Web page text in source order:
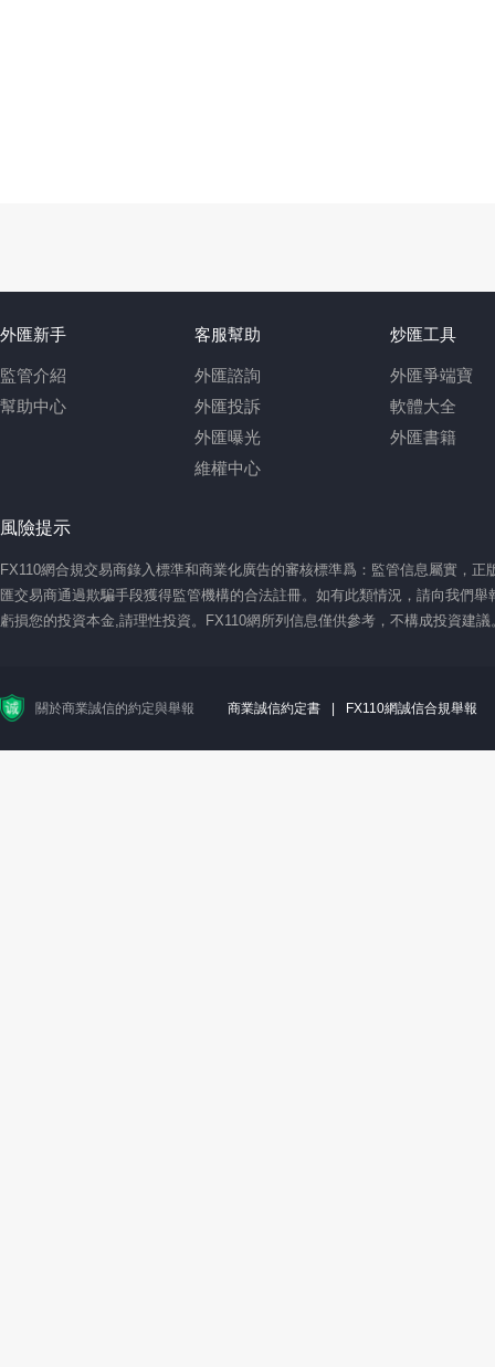
外匯新手
監管介紹
幫助中心
客服幫助
外匯諮詢
外匯投訴
外匯曝光
維權中心
炒匯工具
外匯爭端寶
軟體大全
外匯書籍
風險提示
FX110網合規交易商錄入標準和商業化廣告的審核標準爲：監管信息屬實，
匯交易商通過欺騙手段獲得監管機構的合法註冊。如有此類情況，請向我們
虧損您的投資本金,請理性投資。FX110網所列信息僅供參考，不構成投資建
關於商業誠信的約定與舉報 商業誠信約定書 FX110網誠信合規舉報